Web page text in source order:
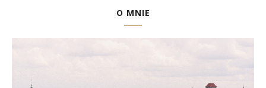
O MNIE